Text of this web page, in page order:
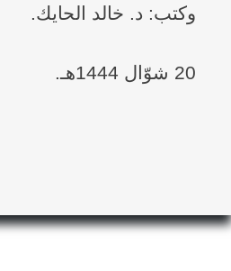
وكتب: د. خالد الحايك.
20 شوّال 1444هـ.